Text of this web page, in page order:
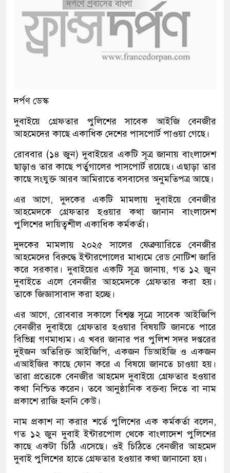
দর্পণ ডেস্ক
দুবাইয়ে গ্রেফতার পুলিশের সাবেক আইজি বেনজীর
আহমেদের কাছে একাধিক দেশের পাসপোর্ট পাওয়া গেছে।
রোববার (১৪ জুন) দুবাইয়ের একটি সূত্র জানায় বাংলাদেশ
ছাড়াও তার কাছে পর্তুগালের পাসপোর্ট রয়েছে। এছাড়া তার
কাছে সংযুক্ত আরব আমিরাতে বসবাসের অনুমতিপত্র আছে।
এর আগে, দুদকের একটি মামলায় দুবাইয়ে বেনজীর
আহমেদকে গ্রেফতার হওয়ার কথা জানান বাংলাদেশ
পুলিশের দায়িত্বশীল একাধিক কর্মকর্তা।
দুদকের মামলায় ২০২৫ সালের ফেব্রুয়ারিতে বেনজীর
আহমেদের বিরুদ্ধে ইন্টারপোলের মাধ্যমে রেড নোটিশ জারি
করে সরকার। দুবাইয়ের একটি সূত্র জানায়, গত ১২ জুন
দুবাইতে এলে বেনজীর আহমেদকে গ্রেফতার করা হয়।
তাকে জিজ্ঞাসাবাদ করা হচ্ছে।
এর আগে, রোববার সকালে বিশ্বস্ত সূত্রে সাবেক আইজিপি
বেনজীর দুবাইয়ে গ্রেফতার হওয়ার বিষয়টি জানতে পারে
বিভিন্ন গণমাধ্যম। এ খবর জানার পর পুলিশ সদর দপ্তরের
দুইজন অতিরিক্ত আইজিপি, একজন ডিআইজি ও একজন
এআইজির কাছে ফোন করে এ বিষয়ে জানতে চাওয়া হয়।
তারা প্রত্যেকে বেনজীর আহমেদ দুবাইয়ে গ্রেফতার হওয়ার
কথা নিশ্চিত করেন। তবে আনুষ্ঠানিক বক্তব্য দিতে বা নাম
প্রকাশে রাজি হননি কেউ।
নাম প্রকাশ না করার শর্তে পুলিশের এক কর্মকর্তা বলেন,
গত ১২ জুন দুবাই ইন্টারপোল থেকে বাংলাদেশ পুলিশের
কাছে একটা চিঠি এসেছে। ওই চিঠিতে বেনজীর আহমেদ
দুবাই পুলিশের হাতে গ্রেফতার হওয়ার কথা জানানো হয়।